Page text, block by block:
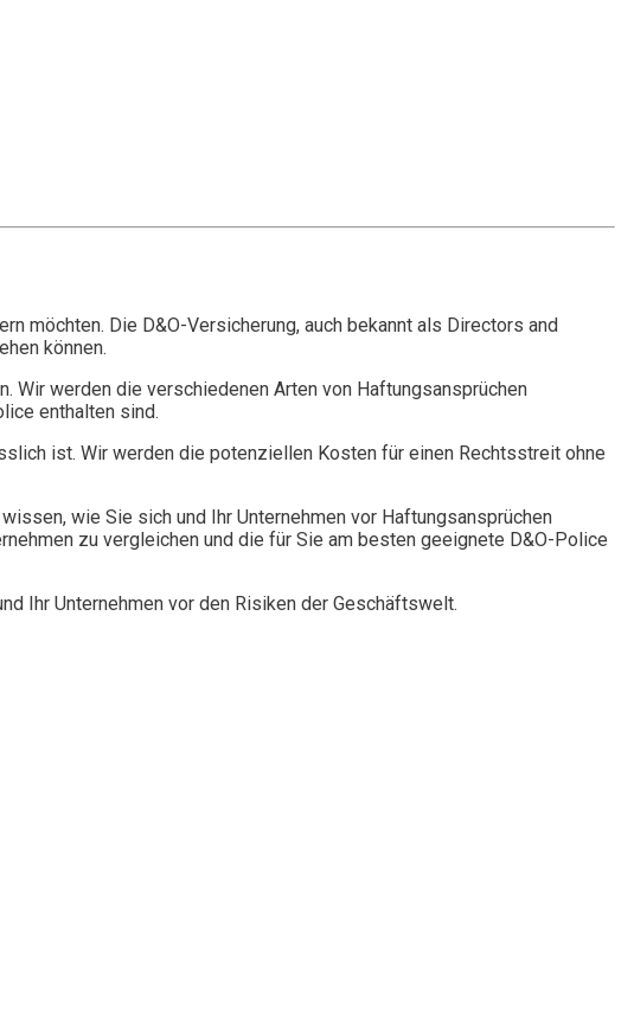
möchten. Die D&O-Versicherung, auch bekannt als Directors and
können.
Wir werden die verschiedenen Arten von Haftungsansprüchen
enthalten sind.
ist. Wir werden die potenziellen Kosten für einen Rechtsstreit ohne
wie Sie sich und Ihr Unternehmen vor Haftungsansprüchen
zu vergleichen und die für Sie am besten geeignete D&O-Police
Ihr Unternehmen vor den Risiken der Geschäftswelt.